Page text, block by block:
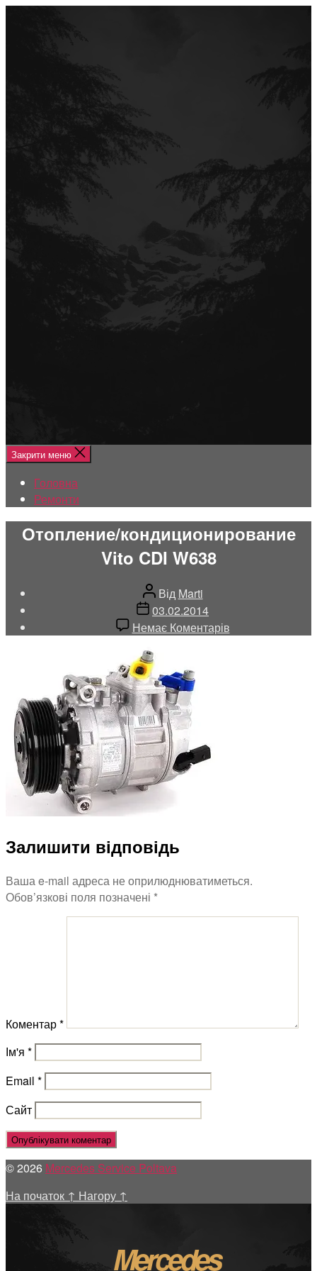
Закрити меню
Головна
Ремонти
Отопление/кондиционирование
Vito CDI W638
Автор
запису
Від Marti
Дата
запису
03.02.2014
Немає Коментарівдо
Залишити відповідь
Ваша e-mail адреса не оприлюднюватиметься.
Обов’язкові поля позначені *
Коментар*
Ім'я *
Email *
Сайт
© 2026 Mercedes Service Poltava
На початок ↑ Нагору ↑
Mercedes